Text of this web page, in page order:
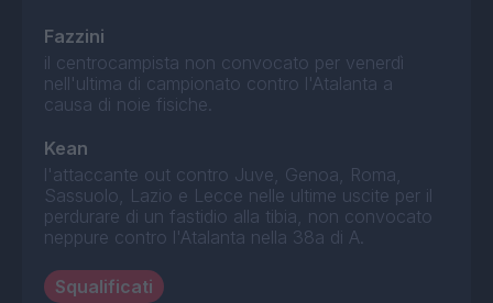
Fazzini
il centrocampista non convocato per venerdì
nell'ultima di campionato contro l'Atalanta a
causa di noie fisiche.
Kean
l'attaccante out contro Juve, Genoa, Roma,
Sassuolo, Lazio e Lecce nelle ultime uscite per il
perdurare di un fastidio alla tibia, non convocato
neppure contro l'Atalanta nella 38a di A.
Squalificati